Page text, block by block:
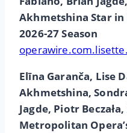
Akhmetshina Star
2026-27 Season
Elīna Garanča, Lise
Akhmetshina,
Jagde, Piotr
Metropolitan